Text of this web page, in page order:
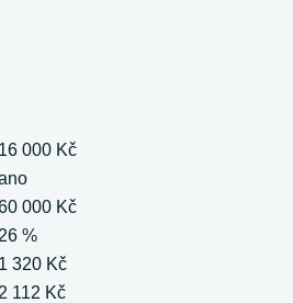
16 000 Kč
000 Kč
26 %
1 320 Kč
2 112 Kč